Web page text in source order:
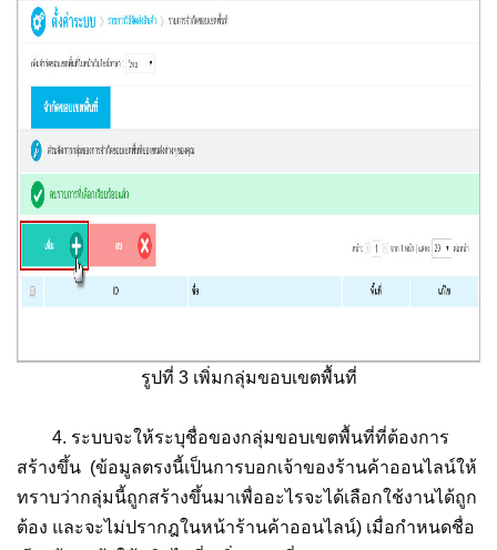
รูปที่ 3 เพิ่มกลุ่มขอบเขตพื้นที่
4. ระบบจะให้ระบุชื่อของกลุ่มขอบเขตพื้นที่ที่ต้องการ
สร้างขึ้น (ข้อมูลตรงนี้เป็นการบอกเจ้าของร้านค้าออนไลน์ให้
ทราบว่ากลุ่มนี้ถูกสร้างขึ้นมาเพื่ออะไรจะได้เลือกใช้งานได้ถูก
ต้อง และจะไม่ปรากฎในหน้าร้านค้าออนไลน์) เมื่อกำหนดชื่อ